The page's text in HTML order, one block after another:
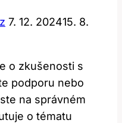
7. 12. 202415. 8.
o zkušenosti s
podporu nebo
na správném
o tématu